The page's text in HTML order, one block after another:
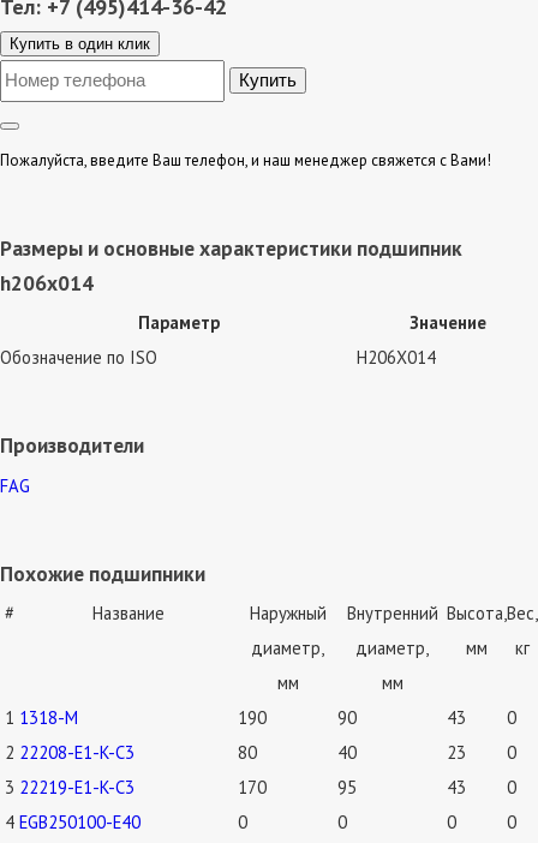
Тел: +7 (495)414-36-42
Купить в один клик
Пожалуйста, введите Ваш телефон, и наш менеджер свяжется с Вами!
Размеры и основные характеристики подшипник
h206x014
Параметр
Значение
Обозначение по ISO
H206X014
Производители
FAG
Похожие подшипники
# Название
Наружный
диаметр,
мм
Внутренний
диаметр,
мм
Высота,
мм
Вес,
кг
1 1318-M 190 90 43
0
2 22208-E1-K-C3 80 40 23
0
3 22219-E1-K-C3 170 95 43
0
4 EGB250100-E40 0 0 0
0